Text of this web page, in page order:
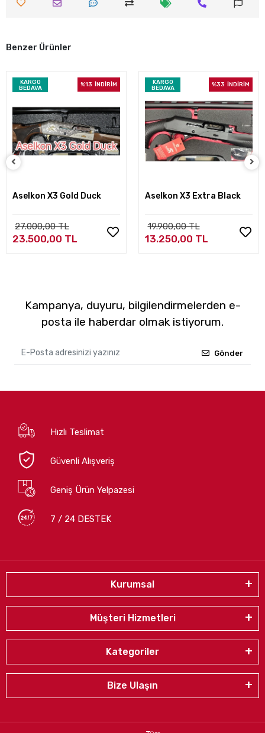
Benzer Ürünler
KARGO
BEDAVA
%13 İNDİRİM
Aselkon X3 Gold Duck
27.000,00 TL
23.500,00 TL
KARGO
BEDAVA
%33 İNDİRİM
Aselkon X3 Extra Black
19.900,00 TL
13.250,00 TL
Kampanya, duyuru, bilgilendirmelerden e-
posta ile haberdar olmak istiyorum.
Gönder
Hızlı Teslimat
Güvenli Alışveriş
Geniş Ürün Yelpazesi
7 / 24 DESTEK
Kurumsal
Müşteri Hizmetleri
Kategoriler
Bize Ulaşın